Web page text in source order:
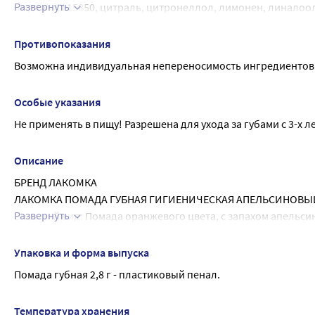
-ацетат, CI 15850, цитраль, цитронеллол, лимонен,
PEG-45 Dodecyl Glycol Copolymer, Helianthus Annuus
Развернуть
Противопоказания
Возможна индивидуальная непереносимость ингредиентов
Особые указания
Не применять в пищу! Разрешена для ухода за губами с 3-х
Описание
БРЕНД ЛАКОМКА
ЛАКОМКА ПОМАДА ГУБНАЯ ГИГИЕНИЧЕСКАЯ
Внешний вид: Помада оранжевого цвета, с запахом
Отличный уход за губами со вкусом любимого лакомства
• Масла какао и облепихи, экстракт календулы и витамин Е
• Благодаря нежной, тающей текстуре помада легко
Развернуть
Упаковка и форма выпуска
Помада губная 2,8 г - пластиковый пенал.
Температура хранения